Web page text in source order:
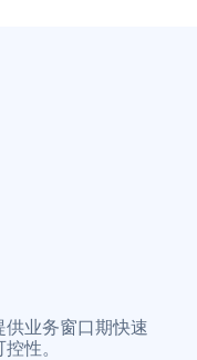
业务窗口期快速
性。